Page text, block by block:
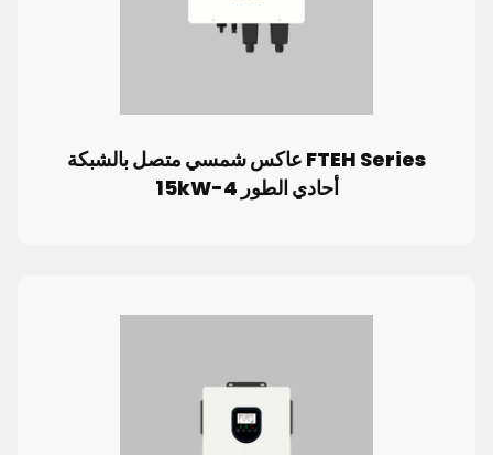
FTEH Series عاكس شمسي متصل بالشبكة
أحادي الطور 4-15kW